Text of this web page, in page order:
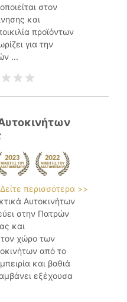
στον
και
προϊόντων
για την
...
Δείτε περισσότερα >>
Αυτοκινήτων
στην Πατρών
και
χώρο των
από το
και βαθιά
εξέχουσα